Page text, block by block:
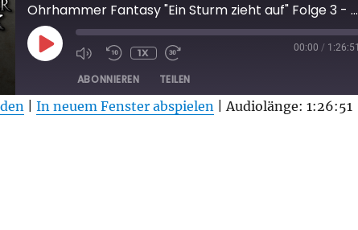
Ohrhammer Fantasy "Ein Sturm zieht auf" Folge 3 - Der vermisste Händler
PLAY
EPISODE
1X 00:00 / 1:26:51
ABONNIEREN TEILEN
| In neuem Fenster abspielen|Audiolänge: 1:26:51